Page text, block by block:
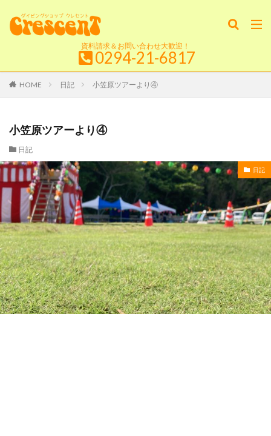
資料請求＆お問い合わせ大歓迎！
0294-21-6817
HOME 日記 小笠原ツアーより④
小笠原ツアーより④
日記
日記